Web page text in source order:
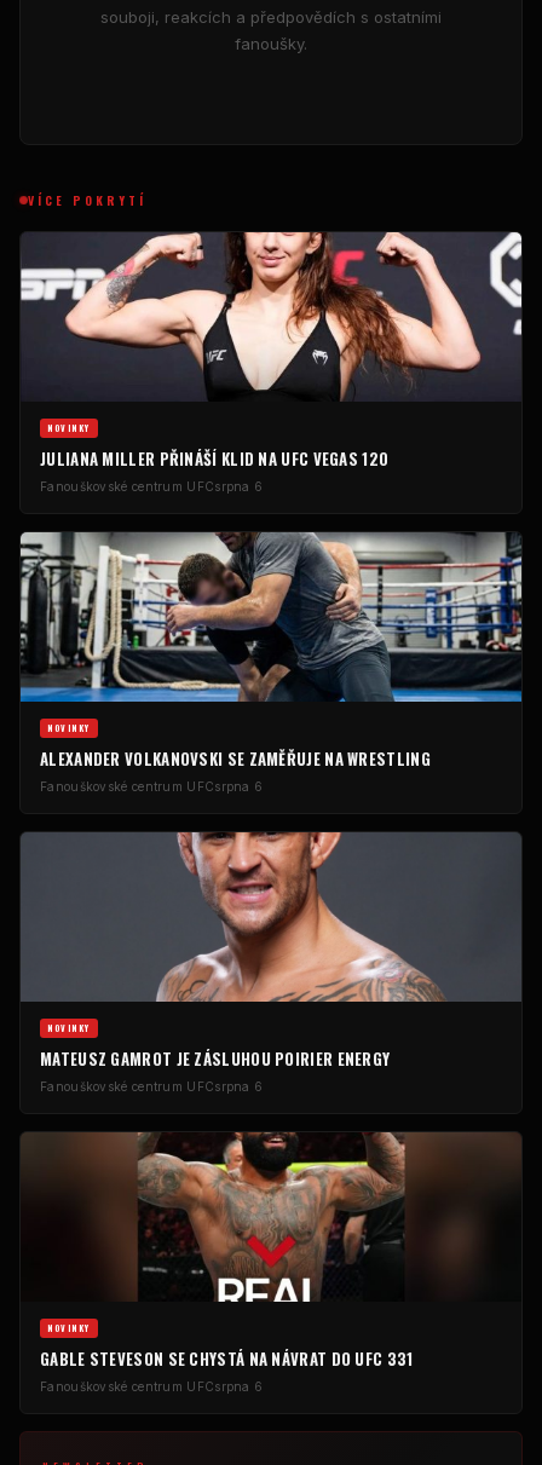
souboji, reakcích a předpovědích s ostatními
fanoušky.
VÍCE POKRYTÍ
NOVINKY
JULIANA MILLER PŘINÁŠÍ KLID NA UFC VEGAS 120
Fanouškovské centrum UFCsrpna 6
NOVINKY
ALEXANDER VOLKANOVSKI SE ZAMĚŘUJE NA WRESTLING
Fanouškovské centrum UFCsrpna 6
NOVINKY
MATEUSZ GAMROT JE ZÁSLUHOU POIRIER ENERGY
Fanouškovské centrum UFCsrpna 6
NOVINKY
GABLE STEVESON SE CHYSTÁ NA NÁVRAT DO UFC 331
Fanouškovské centrum UFCsrpna 6